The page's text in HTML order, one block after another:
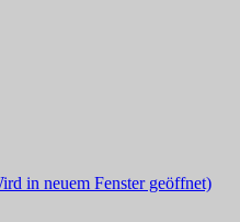
in neuem Fenster geöffnet)